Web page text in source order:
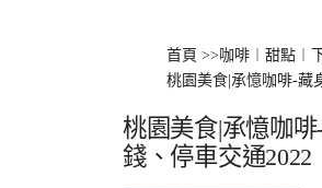
首頁 >>咖啡︱甜點︱
桃園美食|承憶咖啡-藏
桃園美食|承憶咖
錢、停車交通2022